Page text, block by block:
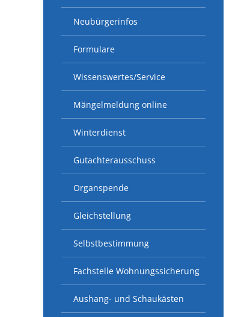
Neubürgerinfos
Formulare
Wissenswertes/Service
Mängelmeldung online
Winterdienst
Gutachterausschuss
Organspende
Gleichstellung
Selbstbestimmung
Fachstelle Wohnungssicherung
Aushang- und Schaukästen